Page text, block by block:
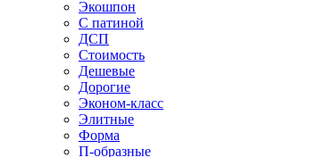
Экошпон
С патиной
ДСП
Стоимость
Дешевые
Дорогие
Эконом-класс
Элитные
Форма
П-образные